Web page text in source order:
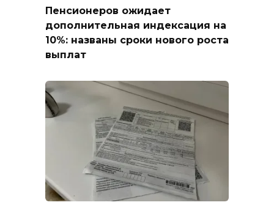
Пенсионеров ожидает
дополнительная индексация на
10%: названы сроки нового роста
выплат